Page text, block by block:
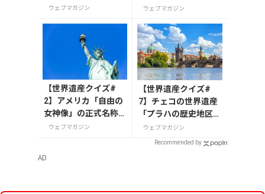
女神の名前は？
ウェブマガジン ウェブマガジン
【世界遺産クイズ#
2】アメリカ「自由の
女神像」の正式名称
は？
ウェブマガジン
【世界遺産クイズ#
7】チェコの世界遺産
「プラハの歴史地区」
を流れる川の名前は？
ウェブマガジン
Recommended by
AD